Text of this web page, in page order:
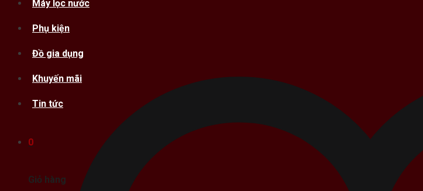
Máy lọc nước
Phụ kiện
Đồ gia dụng
Khuyến mãi
Tin tức
0
Giỏ hàng